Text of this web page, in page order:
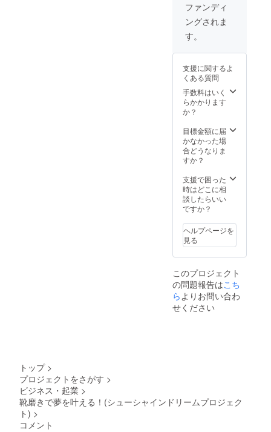
ファンディ
ングされま
す。
支援に関するよ
くある質問
手数料はいく
らかかります
か？
目標金額に届
かなかった場
合どうなりま
すか？
支援で困った
時はどこに相
談したらいい
ですか？
ヘルプページを
見る
このプロジェクト
の問題報告はこち
らよりお問い合わ
せください
トップ >
プロジェクトをさがす >
ビジネス・起業 >
靴磨きで夢を叶える！(シューシャインドリームプロジェク
ト) >
コメント